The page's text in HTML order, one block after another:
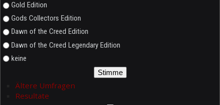
Gold Edition
Gods Collectors Edition
Dawn of the Creed Edition
Dawn of the Creed Legendary Edition
keine
Ältere Umfragen
Resultate